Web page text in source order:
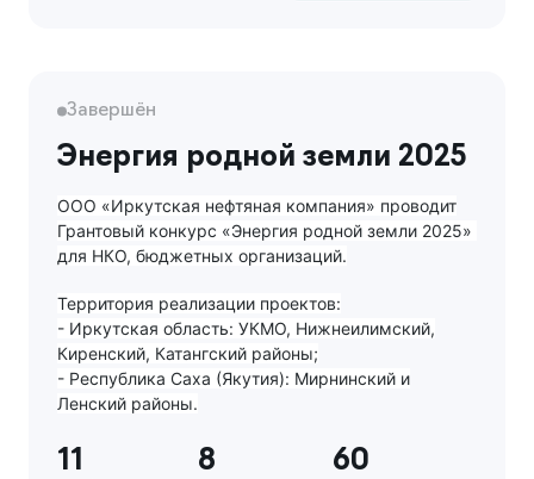
Завершён
Энергия родной земли 2025
ООО «Иркутская нефтяная компания» проводит
Грантовый конкурс «Энергия родной земли 2025»
для НКО, бюджетных организаций.
Территория реализации проектов:
- Иркутская область: УКМО, Нижнеилимский,
Киренский, Катангский районы;
- Республика Саха (Якутия): Мирнинский и
Ленский районы.
11 8 60